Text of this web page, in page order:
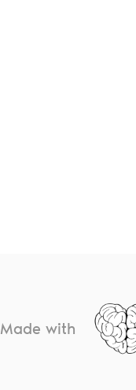
Made with